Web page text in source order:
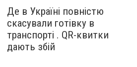
Де в Україні повністю
скасували готівку в
транспорті . QR-квитки
дають збій